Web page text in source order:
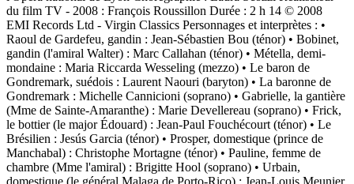
du film TV - 2008 : François Roussillon Durée : 2 h 14 © 2008
EMI Records Ltd - Virgin Classics Personnages et interprètes : •
Raoul de Gardefeu, gandin : Jean-Sébastien Bou (ténor) • Bobinet,
gandin (l'amiral Walter) : Marc Callahan (ténor) • Métella, demi-
mondaine : Maria Riccarda Wesseling (mezzo) • Le baron de
Gondremark, suédois : Laurent Naouri (baryton) • La baronne de
Gondremark : Michelle Cannicioni (soprano) • Gabrielle, la gantière
(Mme de Sainte-Amaranthe) : Marie Devellereau (soprano) • Frick,
le bottier (le major Édouard) : Jean-Paul Fouchécourt (ténor) • Le
Brésilien : Jesús Garcia (ténor) • Prosper, domestique (prince de
Manchabal) : Christophe Mortagne (ténor) • Pauline, femme de
chambre (Mme l'amiral) : Brigitte Hool (soprano) • Urbain,
domestique (le général Malaga de Porto-Rico) : Jean-Louis Meunier